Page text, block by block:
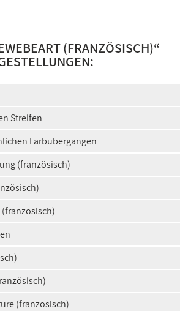
(FRANZÖSISCH)“
Streifen
Farbübergängen
(französisch)
(französisch)